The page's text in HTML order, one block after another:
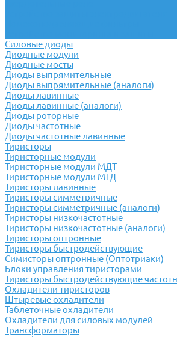
Силовые диоды
Диодные модули
Диодные мосты
Диоды выпрямительные
Диоды выпрямительные (аналоги)
Диоды лавинные
Диоды лавинные (аналоги)
Диоды роторные
Диоды частотные
Диоды частотные лавинные
Тиристоры
Тиристорные модули
Тиристорные модули МДТ
Тиристорные модули МТД
Тиристоры лавинные
Тиристоры симметричные
Тиристоры симметричные (аналоги)
Тиристоры низкочастотные
Тиристоры низкочастотные (аналоги)
Тиристоры оптронные
Тиристоры быстродействующие
Симисторы оптронные (Оптотриаки)
Блоки управления тиристорами
Тиристоры быстродействующие
Охладители тиристоров
Штыревые охладители
Таблеточные охладители
Охладители для силовых модулей
Трансформаторы